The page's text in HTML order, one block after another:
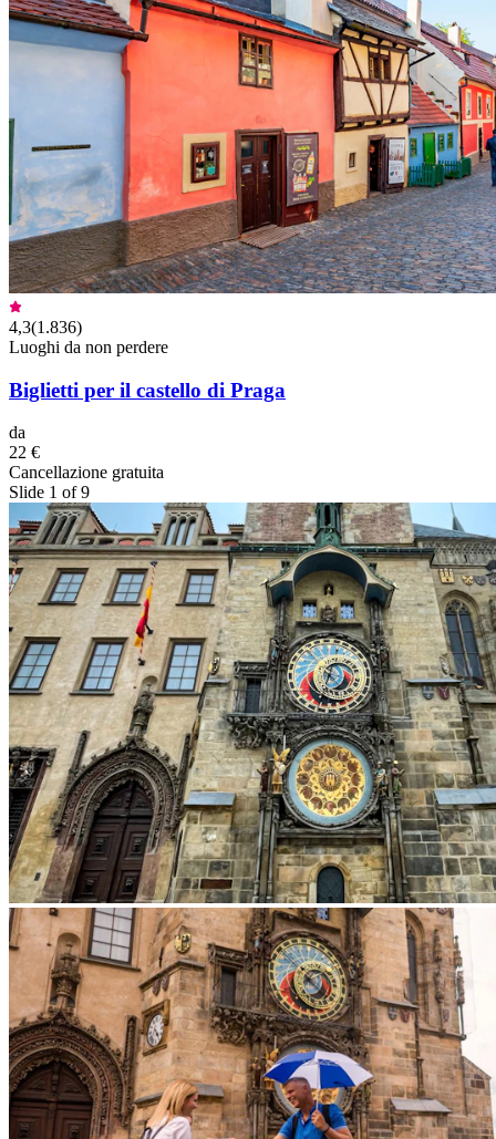
4,3(1.836)
Luoghi da non perdere
Biglietti per il castello di Praga
da
22 €
Cancellazione gratuita
Slide 1 of 9